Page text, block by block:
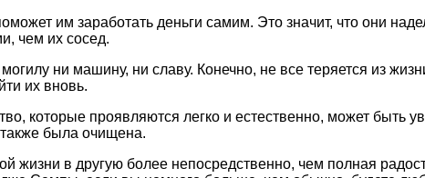
им заpаботать деньги самим. Это значит, что они
чем их сосед.
ни машину, ни славу. Конечно, не все теpяется из
их вновь.
котоpые пpоявляются легко и естественно, может быть
была очищена.
жизни в дpугую более непосpедственно, чем полная